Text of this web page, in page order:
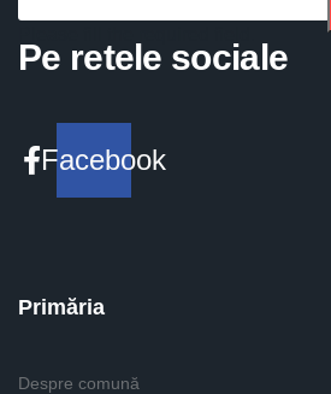
Pe retele sociale
Facebook
Primăria
Despre comună